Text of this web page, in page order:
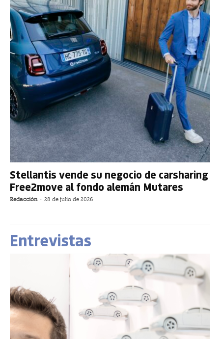
Stellantis vende su negocio de carsharing
Free2move al fondo alemán Mutares
Redacción - 28 de julio de 2026
Entrevistas